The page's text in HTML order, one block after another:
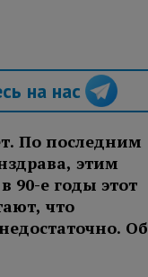
на нас
По последним
этим
90-е годы этот
что
Об